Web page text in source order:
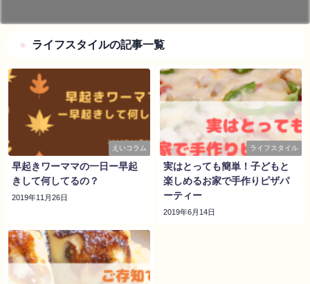
ライフスタイルの記事一覧
えいコラム
早起きワーママの一日ー早起
きして何してるの？
2019年11月26日
ライフスタイル
実はとっても簡単！子どもと
楽しめるお家で手作りピザパ
ーティー
2019年6月14日